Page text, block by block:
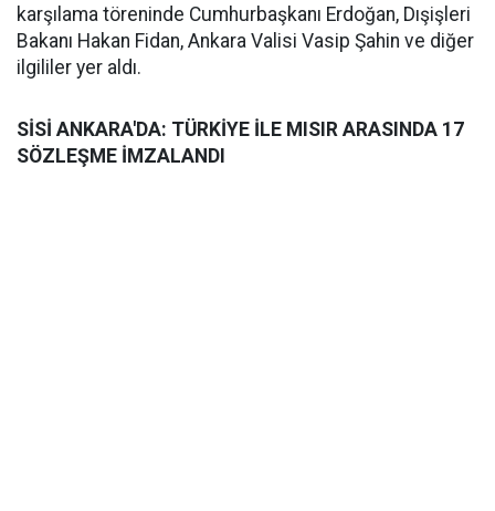
karşılama töreninde Cumhurbaşkanı Erdoğan, Dışişleri
Bakanı Hakan Fidan, Ankara Valisi Vasip Şahin ve diğer
ilgililer yer aldı.
SİSİ ANKARA'DA: TÜRKİYE İLE MISIR ARASINDA 17
SÖZLEŞME İMZALANDI